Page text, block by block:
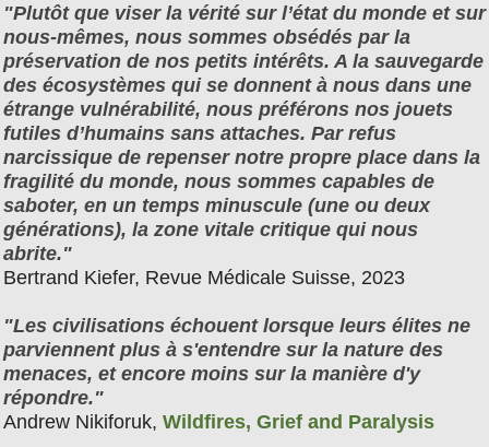
"Plutôt que viser la vérité sur l’état du monde et sur
nous-mêmes, nous sommes obsédés par la
préservation de nos petits intérêts. A la sauvegarde
des écosystèmes qui se donnent à nous dans une
étrange vulnérabilité, nous préférons nos jouets
futiles d’humains sans attaches. Par refus
narcissique de repenser notre propre place dans la
fragilité du monde, nous sommes capables de
saboter, en un temps minuscule (une ou deux
générations), la zone vitale critique qui nous
abrite."
Bertrand Kiefer, Revue Médicale Suisse, 2023
"Les civilisations échouent lorsque leurs élites ne
parviennent plus à s'entendre sur la nature des
menaces, et encore moins sur la manière d'y
répondre."
Andrew Nikiforuk, Wildfires, Grief and Paralysis